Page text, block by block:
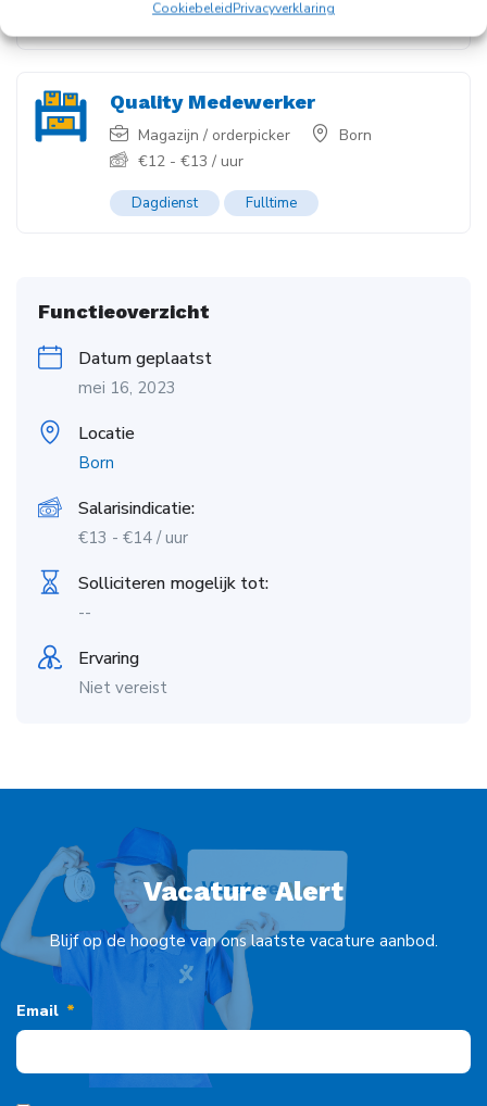
CookiebeleidPrivacyverklaring
Dagdienst Fulltime
Quality Medewerker
Magazijn / orderpicker
Born
€12 - €13 / uur
Dagdienst Fulltime
Functieoverzicht
Datum geplaatst
mei 16, 2023
Locatie
Born
Salarisindicatie:
€13 - €14 / uur
Solliciteren mogelijk tot:
--
Ervaring
Niet vereist
Vacature Alert
Blijf op de hoogte van ons laatste vacature aanbod.
Email